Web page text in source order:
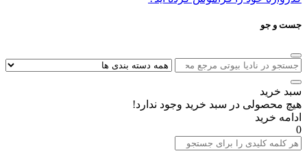
جست و جو
سبد خرید
هیچ محصولی در سبد خرید وجود ندارد!
ادامه خرید
0